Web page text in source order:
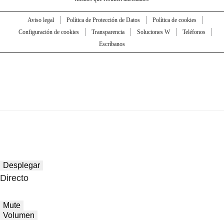
Aviso legal Política de Protección de Datos
Política de cookies
Configuración de cookies
Transparencia Soluciones W
Teléfonos
Escríbanos
Desplegar
Directo
Mute
Volumen